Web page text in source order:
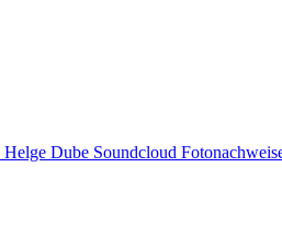
Helge Dube Soundcloud